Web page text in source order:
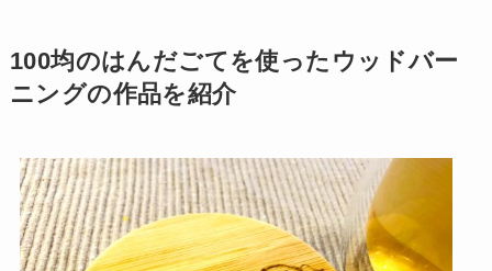
100均のはんだごてを使ったウッドバー
ニングの作品を紹介